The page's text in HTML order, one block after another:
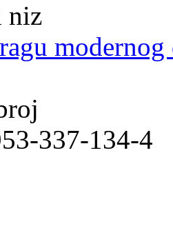
niz
modernog
337-134-4